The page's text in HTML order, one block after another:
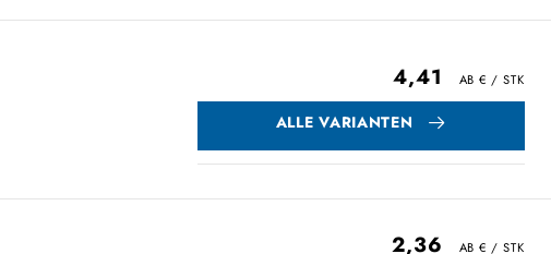
4,41
ALLE VARIANTEN
2,36